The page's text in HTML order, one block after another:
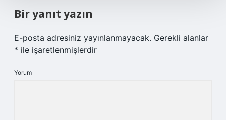
Bir yanıt yazın
E-posta adresiniz yayınlanmayacak. Gerekli alanlar
* ile işaretlenmişlerdir
Yorum